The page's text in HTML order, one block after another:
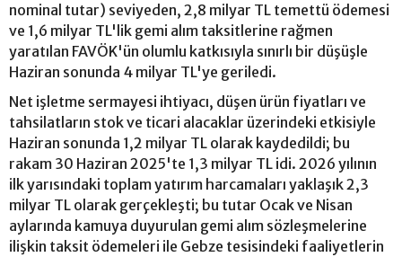
nominal tutar) seviyeden, 2,8 milyar TL temettü ödemesi
ve 1,6 milyar TL'lik gemi alım taksitlerine rağmen
yaratılan FAVÖK'ün olumlu katkısıyla sınırlı bir düşüşle
Haziran sonunda 4 milyar TL'ye geriledi.
Net işletme sermayesi ihtiyacı, düşen ürün fiyatları ve
tahsilatların stok ve ticari alacaklar üzerindeki etkisiyle
Haziran sonunda 1,2 milyar TL olarak kaydedildi; bu
rakam 30 Haziran 2025'te 1,3 milyar TL idi. 2026 yılının
ilk yarısındaki toplam yatırım harcamaları yaklaşık 2,3
milyar TL olarak gerçekleşti; bu tutar Ocak ve Nisan
aylarında kamuya duyurulan gemi alım sözleşmelerine
ilişkin taksit ödemeleri ile Gebze tesisindeki faaliyetlerin